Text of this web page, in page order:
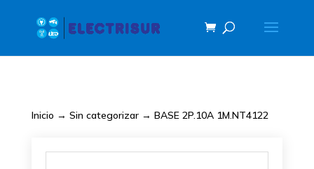
Inicio → Sin categorizar→ BASE 2P.10A 1M.NT4122